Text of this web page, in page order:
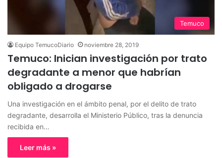
Temuco
Equipo TemucoDiario noviembre 28, 2019
Temuco: Inician investigación por trato
degradante a menor que habrían
obligado a drogarse
Una investigación en el ámbito penal, por el delito de trato
degradante, desarrolla el Ministerio Público, tras la denuncia
recibida en…
Leer más »